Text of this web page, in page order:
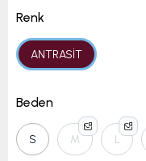
Renk
ANTRASİT
Beden
S M L